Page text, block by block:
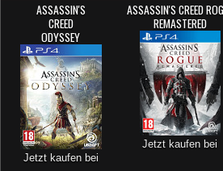
ASSASSIN'S
CREED
ODYSSEY
Jetzt kaufen bei
ASSASSIN'S CREED
REMASTERED
Jetzt kaufen bei